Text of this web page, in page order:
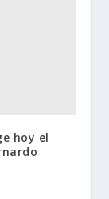
hoy el